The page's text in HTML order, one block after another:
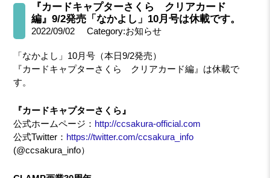
『カードキャプターさくら クリアカード
編』9/2発売「なかよし」10月号は休載です。
2022/09/02 Category:お知らせ
「なかよし」10月号（本日9/2発売）
『カードキャプターさくら クリアカード編』は休載で
す。
『カードキャプターさくら』
公式ホームページ： http://ccsakura-official.com
公式Twitter： https://twitter.com/ccsakura_info
(@ccsakura_info）